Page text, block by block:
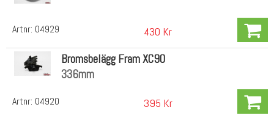
Artnr: 04929 430 Kr
Artnr: 04920
Bromsbelägg Fram XC90
336mm
395 Kr